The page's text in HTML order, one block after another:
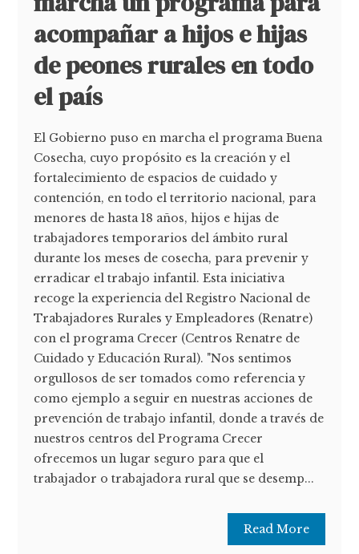
acompañar a hijos e hijas
de peones rurales en todo
el país
El Gobierno puso en marcha el programa Buena
Cosecha, cuyo propósito es la creación y el
fortalecimiento de espacios de cuidado y
contención, en todo el territorio nacional, para
menores de hasta 18 años, hijos e hijas de
trabajadores temporarios del ámbito rural
durante los meses de cosecha, para prevenir y
erradicar el trabajo infantil. Esta iniciativa
recoge la experiencia del Registro Nacional de
Trabajadores Rurales y Empleadores (Renatre)
con el programa Crecer (Centros Renatre de
Cuidado y Educación Rural). "Nos sentimos
orgullosos de ser tomados como referencia y
como ejemplo a seguir en nuestras acciones de
prevención de trabajo infantil, donde a través de
nuestros centros del Programa Crecer
ofrecemos un lugar seguro para que el
trabajador o trabajadora rural que se desemp...
Read More